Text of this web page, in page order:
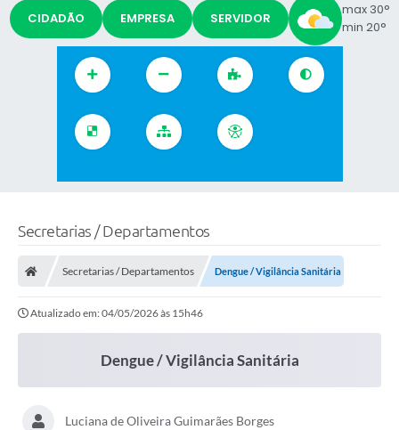
CIDADÃO EMPRESA SERVIDOR
max 30°
min 20°
Secretarias / Departamentos
Secretarias / Departamentos Dengue / Vigilância Sanitária
Atualizado em: 04/05/2026 às 15h46
Dengue / Vigilância Sanitária
Luciana de Oliveira Guimarães Borges